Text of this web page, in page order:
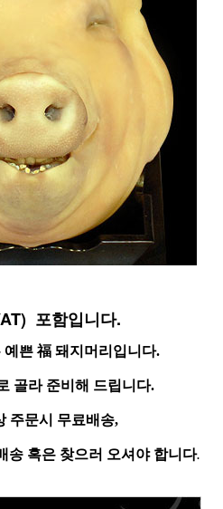
포함입니다.
쁜 福 돼지머리입니다.
골라 준비해 드립니다.
주문시 무료배송,
송 혹은 찾으러 오셔야 합니다.